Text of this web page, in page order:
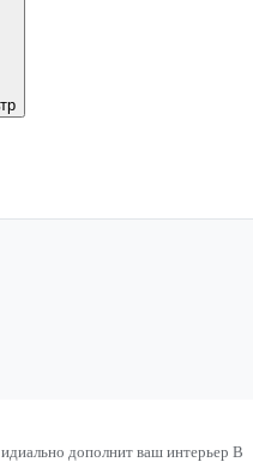
дополнит ваш интерьер В